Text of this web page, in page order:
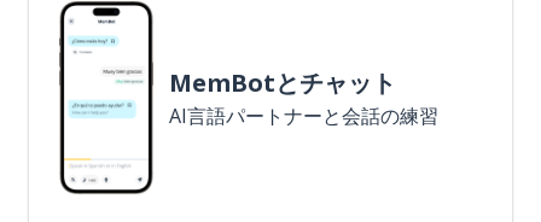
MemBotとチャット
AI言語パートナーと会話の練習